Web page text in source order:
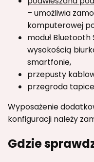
– umożliwia
komputerowej
moduł Bluetooth
wysokością
smartfonie,
przepusty
przegroda
Wyposażenie
konfiguracji należy
Gdzie